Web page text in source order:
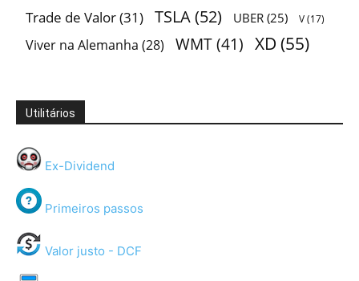
Trade de Valor(31) TSLA(52) UBER (25) V(17)
Viver na Alemanha (28) WMT (41) XD (55)
Utilitários
Ex-Dividend
Primeiros passos
Valor justo - DCF